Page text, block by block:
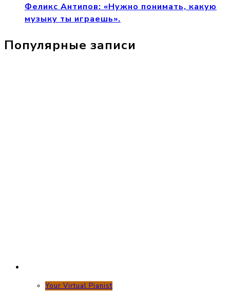
Феликс Антипов: «Нужно понимать, какую
музыку ты играешь».
Популярные записи
Your Virtual Pianist